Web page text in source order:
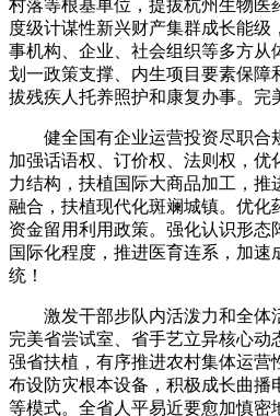
村落等根基单位，提拔杭州生物医
度级计谋性新兴财产集群成长能级
事机构、企业、社会组织等多方从
划一政策支撑、内生项目要素保障
拔残疾人托养照护和康复办事。完
健全国有企业运营投资尽职合
加强话语权、订价权、法则权，优
力结构，扶植国际大商品加工，推
融合，扶植现代化斑斓城镇。优化
资金留用利用政策。强化认识形态
国际化程度，推进医育连系，加
统！
激发干部步队内活泼力和全体活
完美省尝试室、省手艺立异核心动
强省扶植，有序推进农村集体运营
布设防灾根本设备，积极成长曲播
等模式。全省人平易近要愈加慎密